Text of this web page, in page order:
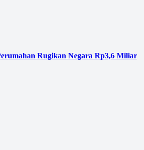
Rugikan Negara Rp3,6 Miliar